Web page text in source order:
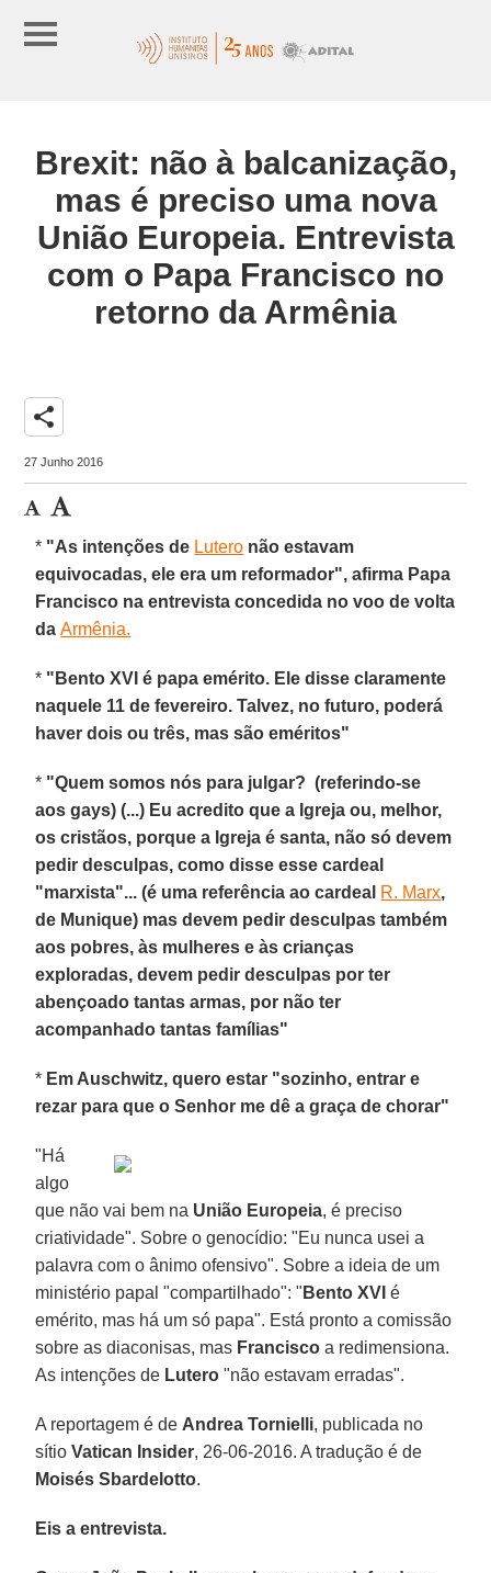
Brexit: não à balcanização,
mas é preciso uma nova
União Europeia. Entrevista
com o Papa Francisco no
retorno da Armênia
share
27 Junho 2016
* "As intenções de Lutero não estavam
equivocadas, ele era um reformador", afirma Papa
Francisco na entrevista concedida no voo de volta
daArmênia.
* " Bento XVI é papa emérito. Ele disse claramente
naquele 11 de fevereiro. Talvez, no futuro, poderá
haver dois ou três, mas são eméritos"
* "Quem somos nós para julgar? (referindo-se
aos gays) (...) Eu acredito que a Igreja ou, melhor,
os cristãos, porque a Igreja é santa, não só devem
pedir desculpas, como disse esse cardeal
"marxista"... (é uma referência ao cardeal R. Marx,
de Munique) mas devem pedir desculpas também
aos pobres, às mulheres e às crianças
exploradas, devem pedir desculpas por ter
abençoado tantas armas, por não ter
acompanhado tantas famílias"
* Em Auschwitz, quero estar "sozinho, entrar e
rezar para que o Senhor me dê a graça de chorar"
"Há
algo
que não vai bem na União Europeia, é preciso
criatividade". Sobre o genocídio: "Eu nunca usei a
palavra com o ânimo ofensivo". Sobre a ideia de um
ministério papal "compartilhado": " Bento XVI é
emérito, mas há um só papa". Está pronto a comissão
sobre as diaconisas, mas Francisco a redimensiona.
As intenções de Lutero "não estavam erradas".
A reportagem é de Andrea Tornielli, publicada no
sítioVatican Insider, 26-06-2016. A tradução é de
Moisés Sbardelotto.
Eis a entrevista.